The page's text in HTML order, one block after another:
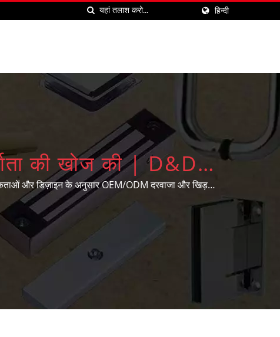
हिन्दी
की खोज की | D&D
और डिज़ाइन के अनुसार OEM/ODM दरवाजा और खिड़की
रखता है।